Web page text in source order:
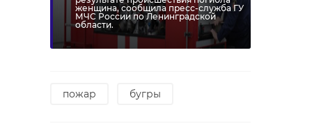
женщина, сообщила пресс-служба ГУ
МЧС России по Ленинградской
области.
пожар бугры